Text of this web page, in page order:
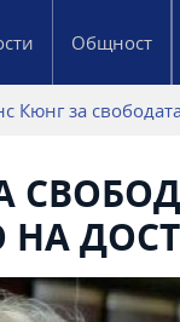
Общност
Кюнг за
НА